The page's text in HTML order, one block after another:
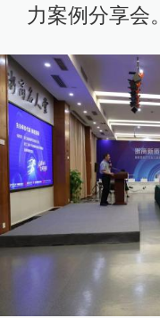
力案例分享会。